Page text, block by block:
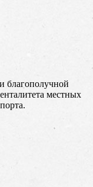
благополучной
местных